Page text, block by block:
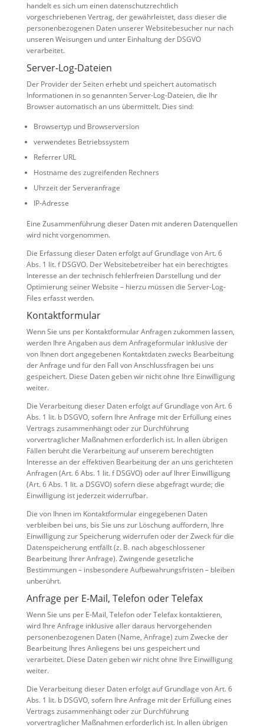
handelt es sich um einen datenschutzrechtlich
vorgeschriebenen Vertrag, der gewährleistet, dass dieser die
personenbezogenen Daten unserer Websitebesucher nur nach
unseren Weisungen und unter Einhaltung der DSGVO
verarbeitet.
Server-Log-Dateien
Der Provider der Seiten erhebt und speichert automatisch
Informationen in so genannten Server-Log-Dateien, die Ihr
Browser automatisch an uns übermittelt. Dies sind:
Browsertyp und Browserversion
verwendetes Betriebssystem
Referrer URL
Hostname des zugreifenden Rechners
Uhrzeit der Serveranfrage
IP-Adresse
Eine Zusammenführung dieser Daten mit anderen Datenquellen
wird nicht vorgenommen.
Die Erfassung dieser Daten erfolgt auf Grundlage von Art. 6
Abs. 1 lit. f DSGVO. Der Websitebetreiber hat ein berechtigtes
Interesse an der technisch fehlerfreien Darstellung und der
Optimierung seiner Website – hierzu müssen die Server-Log-
Files erfasst werden.
Kontaktformular
Wenn Sie uns per Kontaktformular Anfragen zukommen lassen,
werden Ihre Angaben aus dem Anfrageformular inklusive der
von Ihnen dort angegebenen Kontaktdaten zwecks Bearbeitung
der Anfrage und für den Fall von Anschlussfragen bei uns
gespeichert. Diese Daten geben wir nicht ohne Ihre Einwilligung
weiter.
Die Verarbeitung dieser Daten erfolgt auf Grundlage von Art. 6
Abs. 1 lit. b DSGVO, sofern Ihre Anfrage mit der Erfüllung eines
Vertrags zusammenhängt oder zur Durchführung
vorvertraglicher Maßnahmen erforderlich ist. In allen übrigen
Fällen beruht die Verarbeitung auf unserem berechtigten
Interesse an der effektiven Bearbeitung der an uns gerichteten
Anfragen (Art. 6 Abs. 1 lit. f DSGVO) oder auf Ihrer Einwilligung
(Art. 6 Abs. 1 lit. a DSGVO) sofern diese abgefragt wurde; die
Einwilligung ist jederzeit widerrufbar.
Die von Ihnen im Kontaktformular eingegebenen Daten
verbleiben bei uns, bis Sie uns zur Löschung auffordern, Ihre
Einwilligung zur Speicherung widerrufen oder der Zweck für die
Datenspeicherung entfällt (z. B. nach abgeschlossener
Bearbeitung Ihrer Anfrage). Zwingende gesetzliche
Bestimmungen – insbesondere Aufbewahrungsfristen – bleiben
unberührt.
Anfrage per E-Mail, Telefon oder Telefax
Wenn Sie uns per E-Mail, Telefon oder Telefax kontaktieren,
wird Ihre Anfrage inklusive aller daraus hervorgehenden
personenbezogenen Daten (Name, Anfrage) zum Zwecke der
Bearbeitung Ihres Anliegens bei uns gespeichert und
verarbeitet. Diese Daten geben wir nicht ohne Ihre Einwilligung
weiter.
Die Verarbeitung dieser Daten erfolgt auf Grundlage von Art. 6
Abs. 1 lit. b DSGVO, sofern Ihre Anfrage mit der Erfüllung eines
Vertrags zusammenhängt oder zur Durchführung
vorvertraglicher Maßnahmen erforderlich ist. In allen übrigen